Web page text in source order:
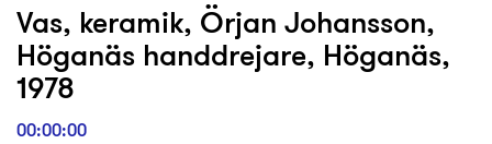
Vas, keramik, Örjan Johansson,
Höganäs handdrejare, Höganäs,
1978
00:00:00